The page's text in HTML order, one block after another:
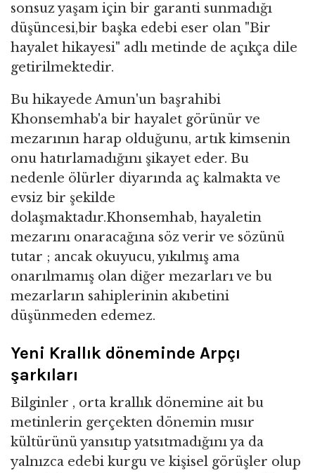
sonsuz yaşam için bir garanti sunmadığı
düşüncesi,bir başka edebi eser olan "Bir
hayalet hikayesi" adlı metinde de açıkça dile
getirilmektedir.
Bu hikayede Amun'un başrahibi
Khonsemhab'a bir hayalet görünür ve
mezarının harap olduğunu, artık kimsenin
onu hatırlamadığını şikayet eder. Bu
nedenle ölürler diyarında aç kalmakta ve
evsiz bir şekilde
dolaşmaktadır.Khonsemhab, hayaletin
mezarını onaracağına söz verir ve sözünü
tutar ; ancak okuyucu, yıkılmış ama
onarılmamış olan diğer mezarları ve bu
mezarların sahiplerinin akıbetini
düşünmeden edemez.
Yeni Krallık döneminde Arpçı
şarkıları
Bilginler , orta krallık dönemine ait bu
metinlerin gerçekten dönemin mısır
kültürünü yansıtıp yatsıtmadığını ya da
yalnızca edebi kurgu ve kişisel görüşler olup